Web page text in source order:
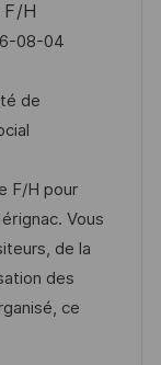
F/H
08-04
de
F/H pour
Vous
de la
des
ce